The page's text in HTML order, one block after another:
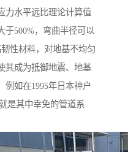
力水平远比理论计算值
于500%，弯曲半径可以
性材料，对地基不均匀
其成为抵御地震、地基
例如在1995年日本神户
是其中幸免的管道系